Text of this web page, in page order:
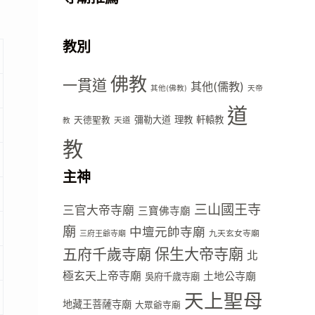
教別
一貫道 佛教 其他(佛教) 其他(儒教) 天帝
教 天德聖教 天道 彌勒大道 理教 軒轅教 道
教
主神
三官大帝寺廟 三寶佛寺廟 三山國王寺
廟 三府王爺寺廟 中壇元帥寺廟 九天玄女寺廟
五府千歲寺廟 保生大帝寺廟 北
極玄天上帝寺廟 吳府千歲寺廟 土地公寺廟
地藏王菩薩寺廟 大眾爺寺廟 天上聖母